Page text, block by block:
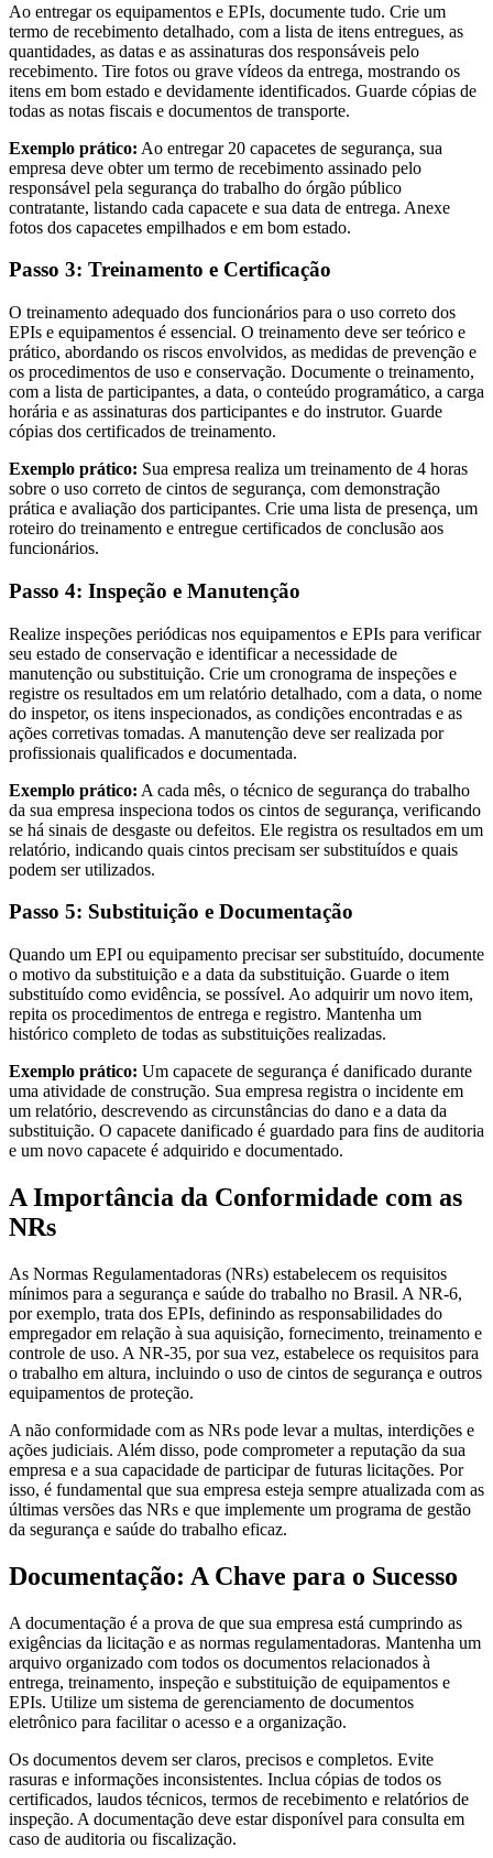
Ao entregar os equipamentos e EPIs, documente tudo. Crie um
termo de recebimento detalhado, com a lista de itens entregues, as
quantidades, as datas e as assinaturas dos responsáveis pelo
recebimento. Tire fotos ou grave vídeos da entrega, mostrando os
itens em bom estado e devidamente identificados. Guarde cópias de
todas as notas fiscais e documentos de transporte.
Exemplo prático: Ao entregar 20 capacetes de segurança, sua
empresa deve obter um termo de recebimento assinado pelo
responsável pela segurança do trabalho do órgão público
contratante, listando cada capacete e sua data de entrega. Anexe
fotos dos capacetes empilhados e em bom estado.
Passo 3: Treinamento e Certificação
O treinamento adequado dos funcionários para o uso correto dos
EPIs e equipamentos é essencial. O treinamento deve ser teórico e
prático, abordando os riscos envolvidos, as medidas de prevenção e
os procedimentos de uso e conservação. Documente o treinamento,
com a lista de participantes, a data, o conteúdo programático, a carga
horária e as assinaturas dos participantes e do instrutor. Guarde
cópias dos certificados de treinamento.
Exemplo prático: Sua empresa realiza um treinamento de 4 horas
sobre o uso correto de cintos de segurança, com demonstração
prática e avaliação dos participantes. Crie uma lista de presença, um
roteiro do treinamento e entregue certificados de conclusão aos
funcionários.
Passo 4: Inspeção e Manutenção
Realize inspeções periódicas nos equipamentos e EPIs para verificar
seu estado de conservação e identificar a necessidade de
manutenção ou substituição. Crie um cronograma de inspeções e
registre os resultados em um relatório detalhado, com a data, o nome
do inspetor, os itens inspecionados, as condições encontradas e as
ações corretivas tomadas. A manutenção deve ser realizada por
profissionais qualificados e documentada.
Exemplo prático: A cada mês, o técnico de segurança do trabalho
da sua empresa inspeciona todos os cintos de segurança, verificando
se há sinais de desgaste ou defeitos. Ele registra os resultados em um
relatório, indicando quais cintos precisam ser substituídos e quais
podem ser utilizados.
Passo 5: Substituição e Documentação
Quando um EPI ou equipamento precisar ser substituído, documente
o motivo da substituição e a data da substituição. Guarde o item
substituído como evidência, se possível. Ao adquirir um novo item,
repita os procedimentos de entrega e registro. Mantenha um
histórico completo de todas as substituições realizadas.
Exemplo prático: Um capacete de segurança é danificado durante
uma atividade de construção. Sua empresa registra o incidente em
um relatório, descrevendo as circunstâncias do dano e a data da
substituição. O capacete danificado é guardado para fins de auditoria
e um novo capacete é adquirido e documentado.
A Importância da Conformidade com as
NRs
As Normas Regulamentadoras (NRs) estabelecem os requisitos
mínimos para a segurança e saúde do trabalho no Brasil. A NR-6,
por exemplo, trata dos EPIs, definindo as responsabilidades do
empregador em relação à sua aquisição, fornecimento, treinamento e
controle de uso. A NR-35, por sua vez, estabelece os requisitos para
o trabalho em altura, incluindo o uso de cintos de segurança e outros
equipamentos de proteção.
A não conformidade com as NRs pode levar a multas, interdições e
ações judiciais. Além disso, pode comprometer a reputação da sua
empresa e a sua capacidade de participar de futuras licitações. Por
isso, é fundamental que sua empresa esteja sempre atualizada com as
últimas versões das NRs e que implemente um programa de gestão
da segurança e saúde do trabalho eficaz.
Documentação: A Chave para o Sucesso
A documentação é a prova de que sua empresa está cumprindo as
exigências da licitação e as normas regulamentadoras. Mantenha um
arquivo organizado com todos os documentos relacionados à
entrega, treinamento, inspeção e substituição de equipamentos e
EPIs. Utilize um sistema de gerenciamento de documentos
eletrônico para facilitar o acesso e a organização.
Os documentos devem ser claros, precisos e completos. Evite
rasuras e informações inconsistentes. Inclua cópias de todos os
certificados, laudos técnicos, termos de recebimento e relatórios de
inspeção. A documentação deve estar disponível para consulta em
caso de auditoria ou fiscalização.